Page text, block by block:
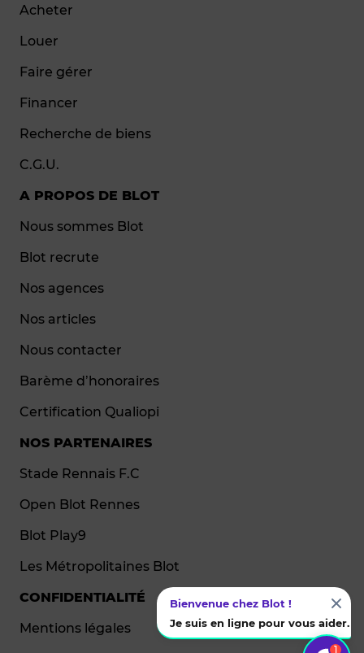
Acheter
Louer
Faire gérer
Financer
Recherche de biens
C.G.U.
A PROPOS DE BLOT
Nous sommes Blot
Blot recrute
Nos agences
Nos articles
Nous contacter
Barème d’honoraires
Certification Qualiopi
NOS PARTENAIRES
Stade Rennais F.C
Open Blot Rennes
Blot Play9
Les Métropolitaines Blot
CONFIDENTIALITÉ
Mentions légales
1
Bienvenue chez Blot !
Je suis en ligne pour vous aider.